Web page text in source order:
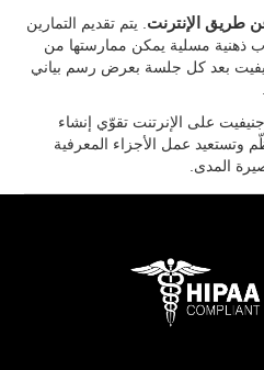
طريق الإنترنت . يتم تقديم التمارين
ذهنية مسلية يمكن ممارستها من
بعد كل جلسة بعرض رسم بياني
على الإنرتنت تقوّي إنشاء
وتستعيد عمل الأجزاء المعرفية
المدى.